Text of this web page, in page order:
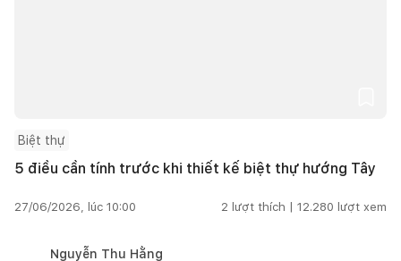
Biệt thự
5 điều cần tính trước khi thiết kế biệt thự hướng Tây
27/06/2026, lúc 10:00 2 lượt thích | 12.280 lượt xem
Nguyễn Thu Hằng